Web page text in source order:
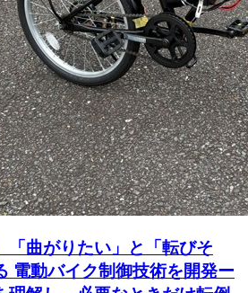
「曲がりたい」と「転びそ
電動バイク制御技術を開発ー